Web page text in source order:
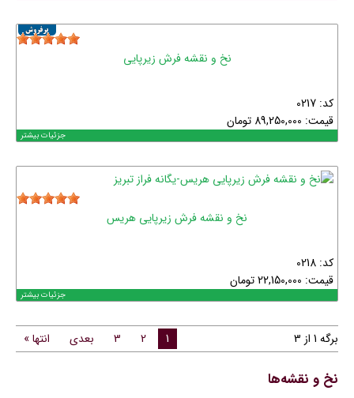
نخ و نقشه فرش زیرپایی
کد: 0217
قیمت: 89,250,000 تومان
جزئیات بیشتر
نخ و نقشه فرش زیرپایی هریس
کد: 0218
قیمت: 22,150,000تومان
جزئیات بیشتر
برگه 1 از 3 1
2
3 بعدی انتها »
نخ و نقشه‌ها